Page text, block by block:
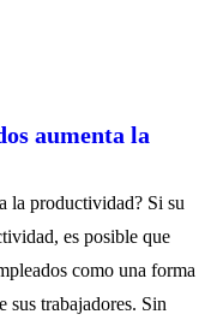
aumenta la
la productividad? Si su
es posible que
como una forma
sus trabajadores. Sin